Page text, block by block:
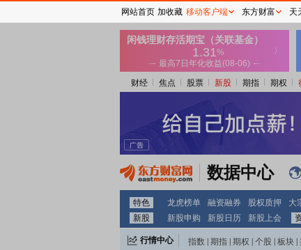
财经 焦点 股票 新股 期指 期权
数据中心
特色 龙虎榜单 融资融券 股权质押 大
新股
新股申购 新股日历 新股上会
行情中心 指数 期指 期权 个股 板块
网站首页 加收藏 移动客户端 东方财富 天